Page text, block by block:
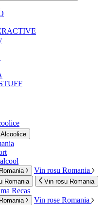
Alcoolice
Vin rosu Romania
Romania Vin rosu Romania
Recas
Vin rose Romania